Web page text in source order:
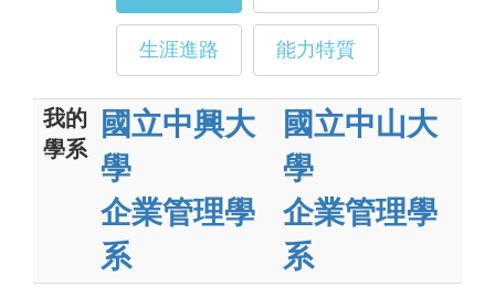
生涯進路 能力特質
我的
學系
國立中興大
學
企業管理學
系
國立中山大
學
企業管理學
系